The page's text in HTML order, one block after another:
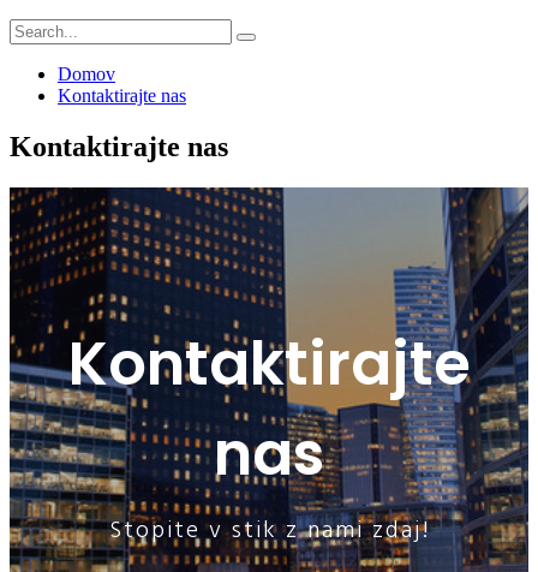
Domov
Kontaktirajte nas
Kontaktirajte nas
Kontaktirajte
nas
Stopite v stik z nami zdaj!